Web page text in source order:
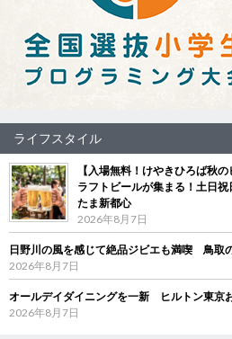
ライフスタイル
【入場無料！けやきひろば秋
ラフトビールが集まる！土日
たま新都心
2026年8月7日
日野川の風を感じて絶品ジビエも満喫 鳥取
2026年8月7日
オールデイダイニングを一新 ヒルトン東京
2026年8月7日